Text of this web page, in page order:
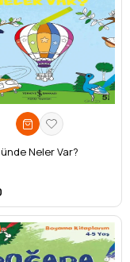
Neler Var?